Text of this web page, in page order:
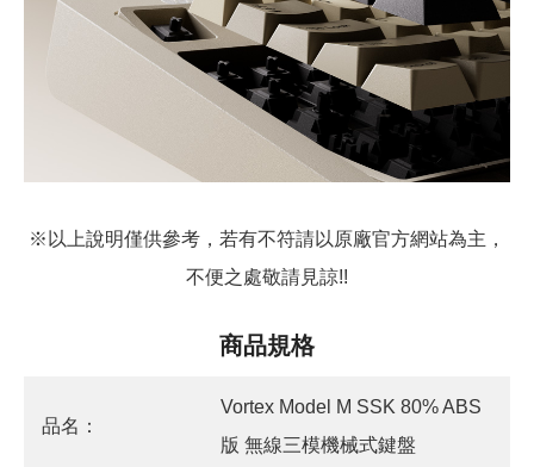
※以上說明僅供參考，若有不符請以原廠官方網站為主，
不便之處敬請見諒!!
商品規格
品名：
Vortex Model M SSK 80% ABS
版 無線三模機械式鍵盤